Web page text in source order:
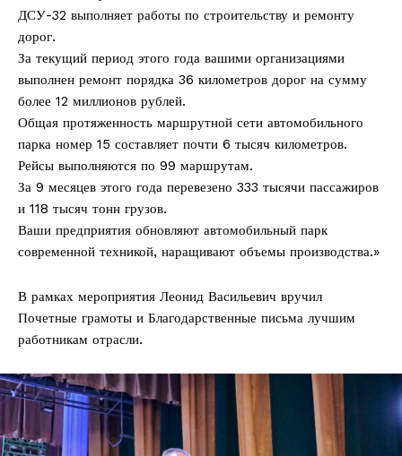
ДСУ-32 выполняет работы по строительству и ремонту
дорог.
За текущий период этого года вашими организациями
выполнен ремонт порядка 36 километров дорог на сумму
более 12 миллионов рублей.
Общая протяженность маршрутной сети автомобильного
парка номер 15 составляет почти 6 тысяч километров.
Рейсы выполняются по 99 маршрутам.
За 9 месяцев этого года перевезено 333 тысячи пассажиров
и 118 тысяч тонн грузов.
Ваши предприятия обновляют автомобильный парк
современной техникой, наращивают объемы производства.»
В рамках мероприятия Леонид Васильевич вручил
Почетные грамоты и Благодарственные письма лучшим
работникам отрасли.